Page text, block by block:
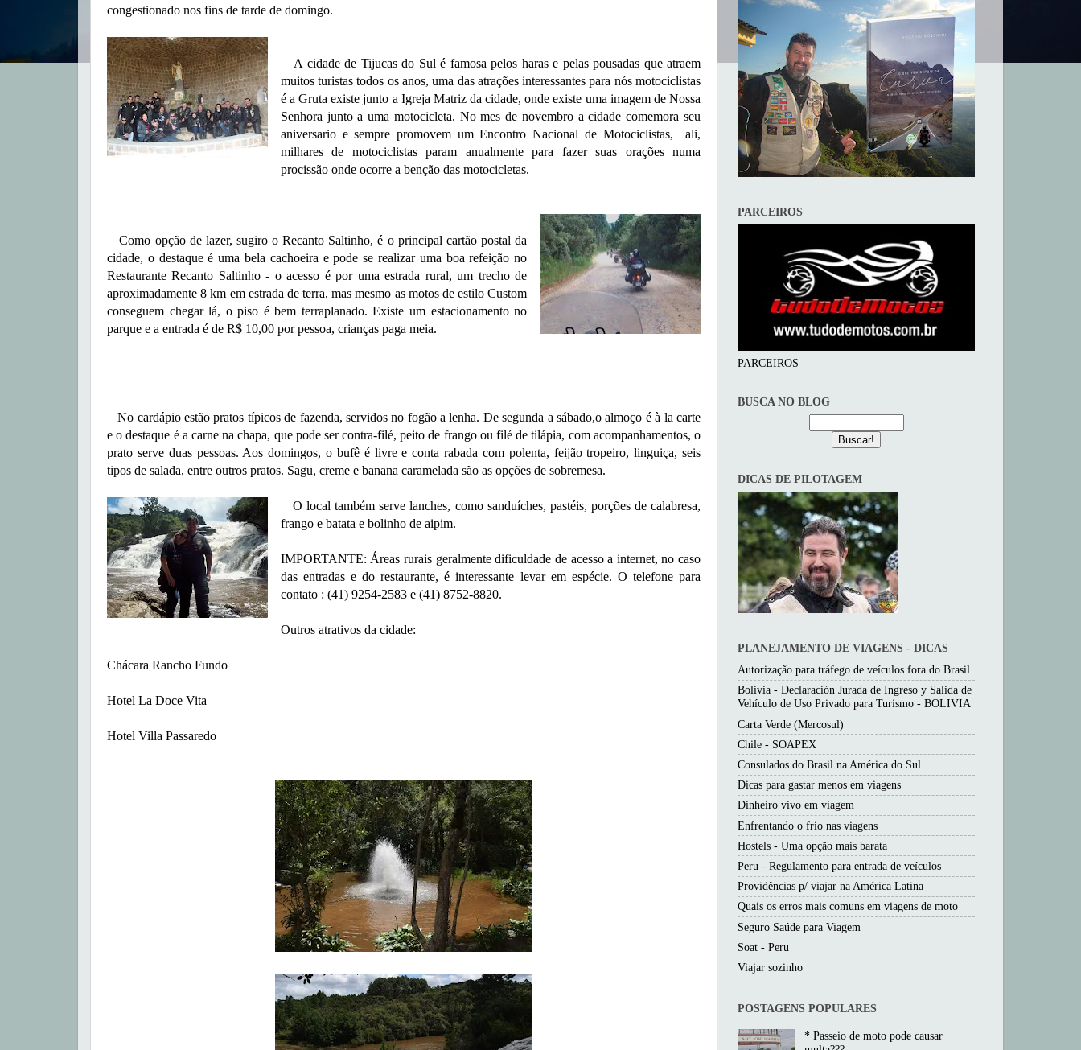
congestionado nos fins de tarde de domingo.
A cidade de Tijucas do Sul é famosa pelos haras e pelas pousadas que atraem
muitos turistas todos os anos, uma das atrações interessantes para nós motociclistas
é a Gruta existe junto a Igreja Matriz da cidade, onde existe uma imagem de Nossa
Senhora junto a uma motocicleta. No mes de novembro a cidade comemora seu
aniversario e sempre promovem um Encontro Nacional de Motociclistas, ali,
milhares de motociclistas param anualmente para fazer suas orações numa
procissão onde ocorre a benção das motocicletas.
Como opção de lazer, sugiro o Recanto Saltinho, é o principal cartão postal da
cidade, o destaque é uma bela cachoeira e pode se realizar uma boa refeição no
Restaurante Recanto Saltinho - o acesso é por uma estrada rural, um trecho de
aproximadamente 8 km em estrada de terra, mas mesmo as motos de estilo Custom
conseguem chegar lá, o piso é bem terraplanado. Existe um estacionamento no
parque e a entrada é de R$ 10,00 por pessoa, crianças paga meia.
No cardápio estão pratos típicos de fazenda, servidos no fogão a lenha. De segunda a sábado,o almoço é à la carte
e o destaque é a carne na chapa, que pode ser contra-filé, peito de frango ou filé de tilápia, com acompanhamentos, o
prato serve duas pessoas. Aos domingos, o bufê é livre e conta rabada com polenta, feijão tropeiro, linguiça, seis
tipos de salada, entre outros pratos. Sagu, creme e banana caramelada são as opções de sobremesa.
O local também serve lanches, como sanduíches, pastéis, porções de calabresa,
frango e batata e bolinho de aipim.
IMPORTANTE: Áreas rurais geralmente dificuldade de acesso a internet, no caso
das entradas e do restaurante, é interessante levar em espécie. O telefone para
contato : (41) 9254-2583 e (41) 8752-8820.
Outros atrativos da cidade:
Chácara Rancho Fundo
Hotel La Doce Vita
Hotel Villa Passaredo
PARCEIROS
PARCEIROS
BUSCA NO BLOG
DICAS DE PILOTAGEM
PLANEJAMENTO DE VIAGENS - DICAS
Autorização para tráfego de veículos fora do Brasil
Bolivia - Declaración Jurada de Ingreso y Salida de
Vehículo de Uso Privado para Turismo - BOLIVIA
Carta Verde (Mercosul)
Chile - SOAPEX
Consulados do Brasil na América do Sul
Dicas para gastar menos em viagens
Dinheiro vivo em viagem
Enfrentando o frio nas viagens
Hostels - Uma opção mais barata
Peru - Regulamento para entrada de veículos
Providências p/ viajar na América Latina
Quais os erros mais comuns em viagens de moto
Seguro Saúde para Viagem
Soat - Peru
Viajar sozinho
POSTAGENS POPULARES
* Passeio de moto pode causar